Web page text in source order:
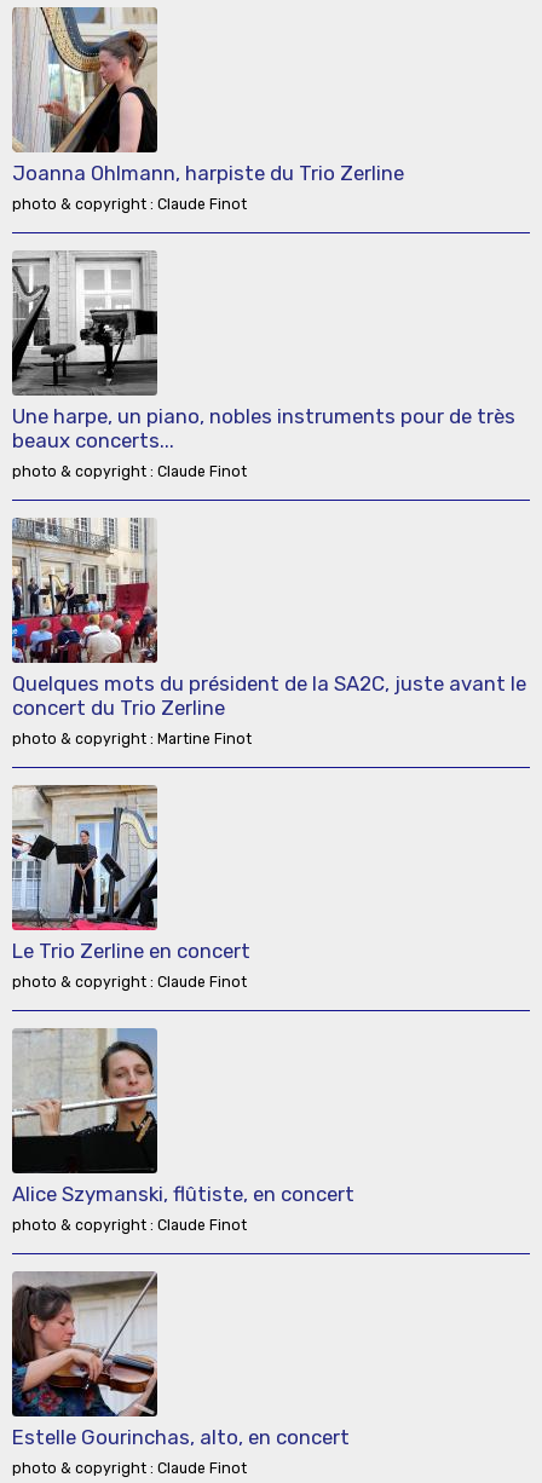
Joanna Ohlmann, harpiste du Trio Zerline
photo & copyright : Claude Finot
Une harpe, un piano, nobles instruments pour de très
beaux concerts...
photo & copyright : Claude Finot
Quelques mots du président de la SA2C, juste avant le
concert du Trio Zerline
photo & copyright : Martine Finot
Le Trio Zerline en concert
photo & copyright : Claude Finot
Alice Szymanski, flûtiste, en concert
photo & copyright : Claude Finot
Estelle Gourinchas, alto, en concert
photo & copyright : Claude Finot